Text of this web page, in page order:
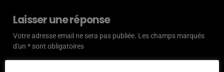
Laisser une réponse
Votre adresse email ne sera pas publiée. Les champs marqués
d'un * sont obligatoires